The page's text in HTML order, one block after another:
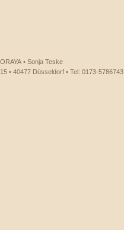
• Sonja Teske
• 40477 Düsseldorf • Tel: 0173-5786743